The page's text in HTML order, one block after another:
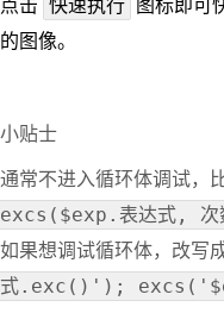
点击 快速执行
图标即可
的图像。
小贴士
通常不进入循环体调试，比
excs($exp.表达式, 次
如果想调试循环体，改写成
式.exc()');